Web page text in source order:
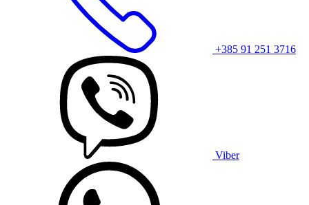
+385 91 251 3716
Viber